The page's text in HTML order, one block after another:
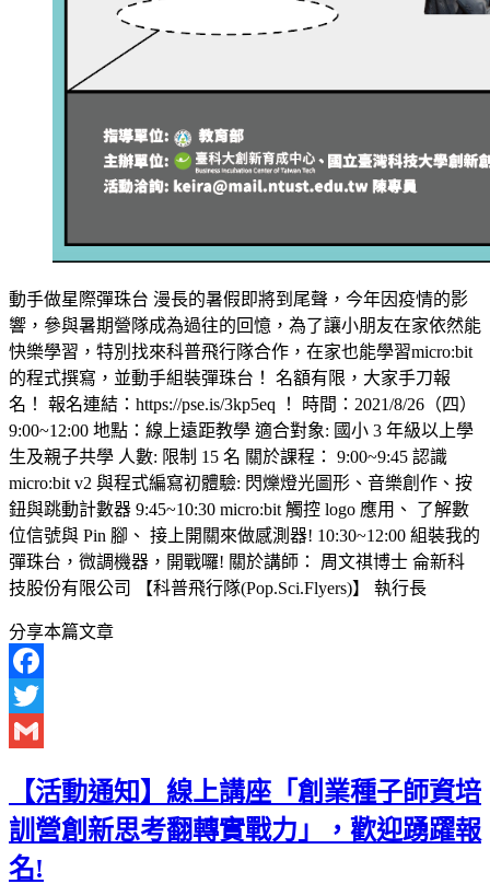
動手做星際彈珠台 漫長的暑假即將到尾聲，今年因疫情的影
響，參與暑期營隊成為過往的回憶，為了讓小朋友在家依然能
快樂學習，特別找來科普飛行隊合作，在家也能學習micro:bit
的程式撰寫，並動手組裝彈珠台！ 名額有限，大家手刀報
名！ 報名連結：https://pse.is/3kp5eq ！ 時間：2021/8/26（四）
9:00~12:00 地點：線上遠距教學 適合對象: 國小 3 年級以上學
生及親子共學 人數: 限制 15 名 關於課程： 9:00~9:45 認識
micro:bit v2 與程式編寫初體驗: 閃爍燈光圖形、音樂創作、按
鈕與跳動計數器 9:45~10:30 micro:bit 觸控 logo 應用、 了解數
位信號與 Pin 腳、 接上開關來做感測器! 10:30~12:00 組裝我的
彈珠台，微調機器，開戰囉! 關於講師： 周文祺博士 侖新科
技股份有限公司 【科普飛行隊(Pop.Sci.Flyers)】 執行長
分享本篇文章
Facebook
Twitter
【活動通知】線上講座「創業種子師資培
訓營創新思考翻轉實戰力」，歡迎踴躍報
名!